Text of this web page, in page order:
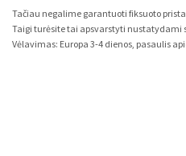
Tačiau negalime garantuoti fiksuoto
Taigi turėsite tai apsvarstyti nustatydami
Vėlavimas: Europa 3-4 dienos, pasaulis